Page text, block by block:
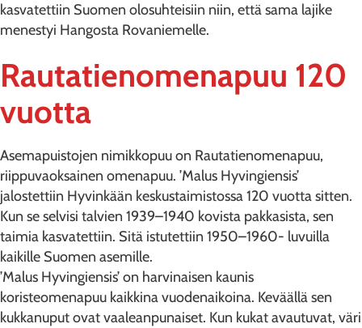
kasvatettiin Suomen olosuhteisiin niin, että sama lajike
menestyi Hangosta Rovaniemelle.
Rautatienomenapuu 120
vuotta
Asemapuistojen nimikkopuu on Rautatienomenapuu,
riippuvaoksainen omenapuu. ’Malus Hyvingiensis’
jalostettiin Hyvinkään keskustaimistossa 120 vuotta sitten.
Kun se selvisi talvien 1939–1940 kovista pakkasista, sen
taimia kasvatettiin. Sitä istutettiin 1950–1960- luvuilla
kaikille Suomen asemille.
’Malus Hyvingiensis’ on harvinaisen kaunis
koristeomenapuu kaikkina vuodenaikoina. Keväällä sen
kukkanuput ovat vaaleanpunaiset. Kun kukat avautuvat, väri